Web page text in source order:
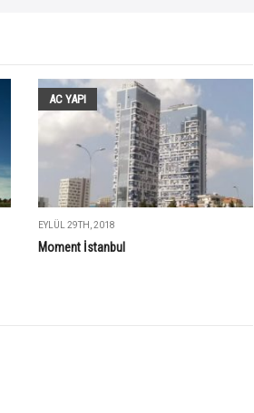
AC YAPI
EYLÜL 29TH, 2018
Moment İstanbul